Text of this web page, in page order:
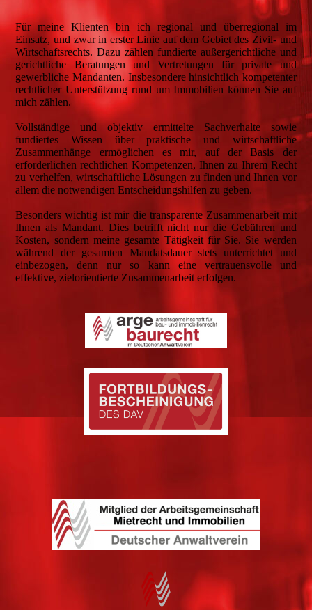
Für meine Klienten bin ich regional und überregional im
Einsatz, und zwar in erster Linie auf dem Gebiet des Zivil- und
Wirtschaftsrechts. Dazu zählen fundierte außergerichtliche und
gerichtliche Beratungen und Vertretungen für private und
gewerbliche Mandanten. Insbesondere hinsichtlich kompetenter
rechtlicher Unterstützung rund um Immobilien können Sie auf
mich zählen.
Vollständige und objektiv ermittelte Sachverhalte sowie
fundiertes Wissen über praktische und wirtschaftliche
Zusammenhänge ermöglichen es mir, auf der Basis der
erforderlichen rechtlichen Kompetenzen, Ihnen zu Ihrem Recht
zu verhelfen, wirtschaftliche Lösungen zu finden und Ihnen vor
allem die notwendigen Entscheidungshilfen zu geben.
Besonders wichtig ist mir die transparente Zusammenarbeit mit
Ihnen als Mandant. Dies betrifft nicht nur die Gebühren und
Kosten, sondern meine gesamte Tätigkeit für Sie. Sie werden
während der gesamten Mandatsdauer stets unterrichtet und
einbezogen, denn nur so kann eine vertrauensvolle und
effektive, zielorientierte Zusammenarbeit erfolgen.